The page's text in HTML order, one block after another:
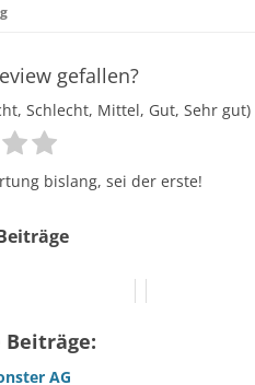
gefallen?
Schlecht, Mittel, Gut, Sehr gut)
bislang, sei der erste!
AG